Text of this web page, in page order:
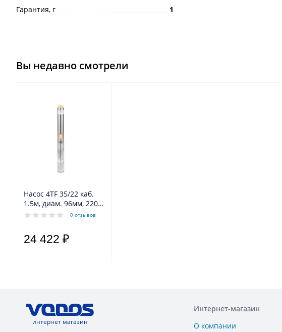
Гарантия, г
1
Вы недавно смотрели
Насос 4TF 35/22 каб.
1.5м, диам. 96мм, 220В
Belamos
0 отзывов
24 422 ₽
интернет магазин
Интернет-магазин
О компании